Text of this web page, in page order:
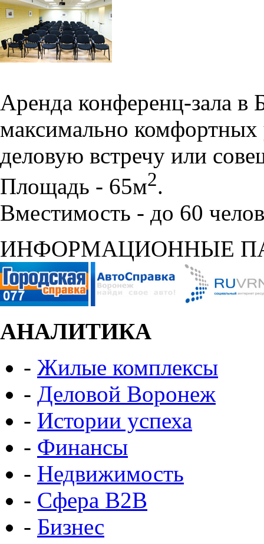
Аренда конференц-зала в
максимально комфортных
деловую встречу или
Площадь - 65м2.
Вместимость - до 60
ИНФОРМАЦИОННЫЕ
АНАЛИТИКА
- Жилые комплексы
- Деловой Воронеж
- Истории успеха
- Финансы
- Недвижимость
- Сфера B2B
- Бизнес